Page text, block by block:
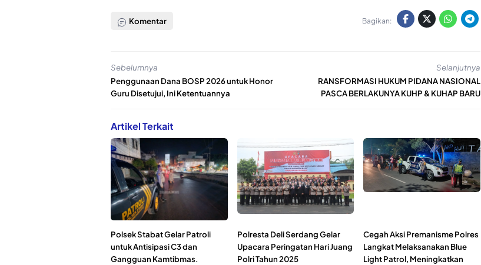
Komentar Bagikan:
Sebelumnya
Penggunaan Dana BOSP 2026 untuk Honor
Guru Disetujui, Ini Ketentuannya
Selanjutnya
RANSFORMASI HUKUM PIDANA NASIONAL
PASCA BERLAKUNYA KUHP & KUHAP BARU
Artikel Terkait
Polsek Stabat Gelar Patroli
untuk Antisipasi C3 dan
Gangguan Kamtibmas.
Polresta Deli Serdang Gelar
Upacara Peringatan Hari Juang
Polri Tahun 2025
Cegah Aksi Premanisme Polres
Langkat Melaksanakan Blue
Light Patrol, Meningkatkan